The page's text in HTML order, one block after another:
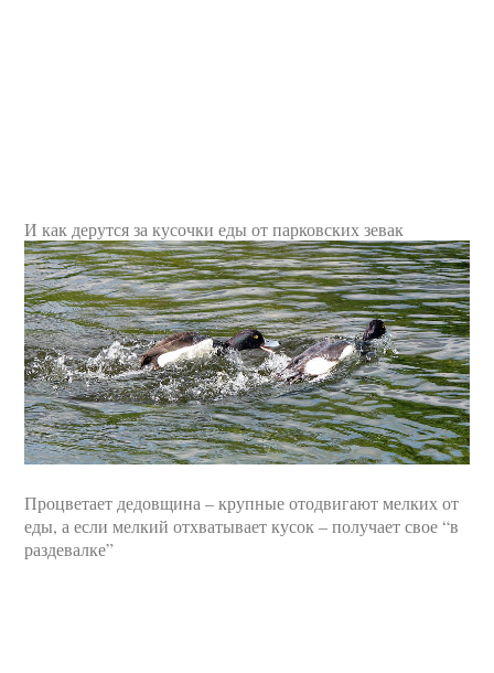
И как дерутся за кусочки еды от парковских зевак
Процветает дедовщина – крупные отодвигают мелких от
еды, а если мелкий отхватывает кусок – получает свое “в
раздевалке”